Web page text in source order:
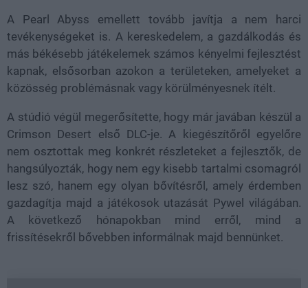
A Pearl Abyss emellett tovább javítja a nem harci
tevékenységeket is. A kereskedelem, a gazdálkodás és
más békésebb játékelemek számos kényelmi fejlesztést
kapnak, elsősorban azokon a területeken, amelyeket a
közösség problémásnak vagy körülményesnek ítélt.
A stúdió végül megerősítette, hogy már javában készül a
Crimson Desert első DLC-je. A kiegészítőről egyelőre
nem osztottak meg konkrét részleteket a fejlesztők, de
hangsúlyozták, hogy nem egy kisebb tartalmi csomagról
lesz szó, hanem egy olyan bővítésről, amely érdemben
gazdagítja majd a játékosok utazását Pywel világában.
A következő hónapokban mind erről, mind a
frissítésekről bővebben informálnak majd bennünket.